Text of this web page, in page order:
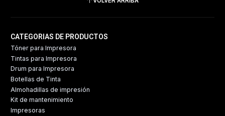
CATEGORIAS DE PRODUCTOS
Tóner para Impresora
Tintas para Impresora
Drum para Impresora
Botellas de Tinta
Almohadillas de impresión
Kit de mantenimiento
Impresoras